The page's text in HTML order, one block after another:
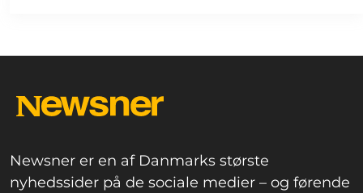
Newsner er en af Danmarks største
nyhedssider på de sociale medier – og førende